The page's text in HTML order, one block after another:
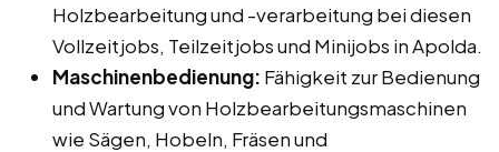
Holzbearbeitung und -verarbeitung bei diesen
Vollzeitjobs, Teilzeitjobs und Minijobs in Apolda.
Maschinenbedienung: Fähigkeit zur Bedienung
und Wartung von Holzbearbeitungsmaschinen
wie Sägen, Hobeln, Fräsen und